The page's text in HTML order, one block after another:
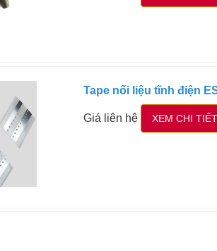
Tape nối liệu tĩnh điện
Giá liên hệ XEM CHI TIẾT